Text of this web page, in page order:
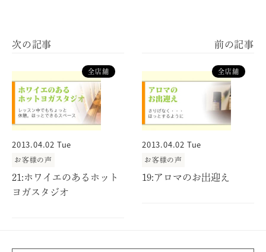
全店舗
2013.04.02 Tue
お客様の声
21:ホワイエのあるホット
ヨガスタジオ
全店舗
2013.04.02 Tue
お客様の声
19:アロマのお出迎え